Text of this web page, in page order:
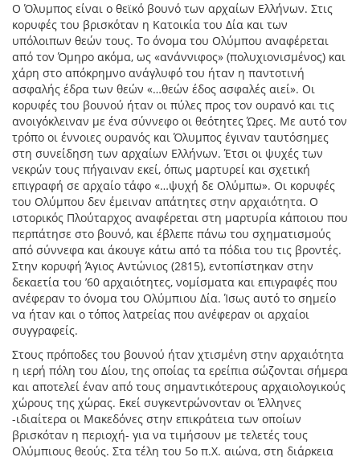
Ο Όλυμπος είναι ο θεϊκό βουνό των αρχαίων Ελλήνων. Στις
κορυφές του βρισκόταν η Κατοικία του Δία και των
υπόλοιπων θεών τους. Το όνομα του Ολύμπου αναφέρεται
από τον Όμηρο ακόμα, ως «ανάννιφος» (πολυχιονισμένος) και
χάρη στο απόκρημνο ανάγλυφό του ήταν η παντοτινή
ασφαλής έδρα των θεών «…θεών έδος ασφαλές αιεί». Οι
κορυφές του βουνού ήταν οι πύλες προς τον ουρανό και τις
ανοιγόκλειναν με ένα σύννεφο οι θεότητες Ώρες. Με αυτό τον
τρόπο οι έννοιες ουρανός και Όλυμπος έγιναν ταυτόσημες
στη συνείδηση των αρχαίων Ελλήνων. Έτσι οι ψυχές των
νεκρών τους πήγαιναν εκεί, όπως μαρτυρεί και σχετική
επιγραφή σε αρχαίο τάφο «…ψυχή δε Ολύμπω». Οι κορυφές
του Ολύμπου δεν έμειναν απάτητες στην αρχαιότητα. Ο
ιστορικός Πλούταρχος αναφέρεται στη μαρτυρία κάποιου που
περπάτησε στο βουνό, και έβλεπε πάνω του σχηματισμούς
από σύννεφα και άκουγε κάτω από τα πόδια του τις βροντές.
Στην κορυφή Άγιος Αντώνιος (2815), εντοπίστηκαν στην
δεκαετία του ’60 αρχαιότητες, νομίσματα και επιγραφές που
ανέφεραν το όνομα του Ολύμπιου Δία. Ίσως αυτό το σημείο
να ήταν και ο τόπος λατρείας που ανέφεραν οι αρχαίοι
συγγραφείς.
Στους πρόποδες του βουνού ήταν χτισμένη στην αρχαιότητα
η ιερή πόλη του Δίου, της οποίας τα ερείπια σώζονται σήμερα
και αποτελεί έναν από τους σημαντικότερους αρχαιολογικούς
χώρους της χώρας. Εκεί συγκεντρώνονταν οι Έλληνες
-ιδιαίτερα οι Μακεδόνες στην επικράτεια των οποίων
βρισκόταν η περιοχή- για να τιμήσουν με τελετές τους
Ολύμπιους θεούς. Στα τέλη του 5ο π.Χ. αιώνα, στη διάρκεια